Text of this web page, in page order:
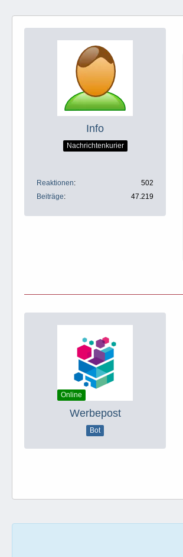
Info
Nachrichtenkurier
Reaktionen
502
Beiträge
47.219
Online
Werbepost
Bot